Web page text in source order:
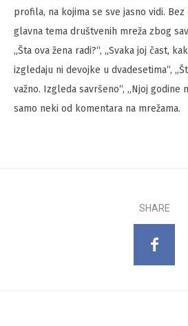
profila, na kojima se sve jasno vidi. Bez
glavna tema društvenih mreža zbog
„Šta ova žena radi?“, „Svaka joj čast,
izgledaju ni devojke u dvadesetima“,
važno. Izgleda savršeno“, „Njoj godine
samo neki od komentara na mrežama.
SHARE